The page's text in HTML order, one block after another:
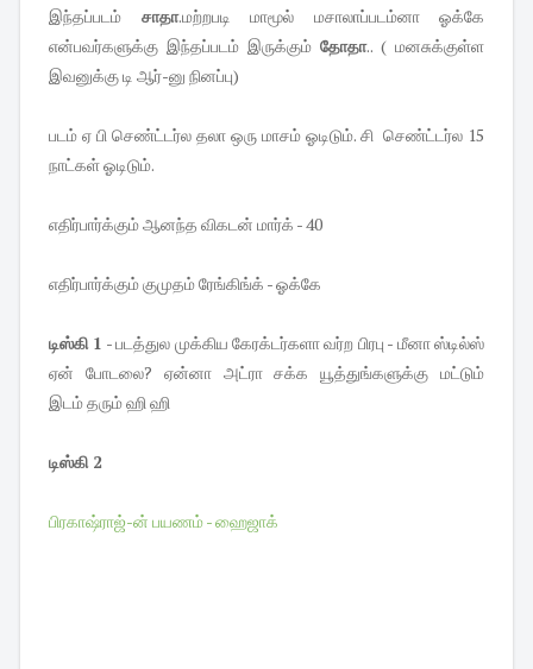
இந்தப்படம் சாதா.மற்றபடி மாமூல் மசாலாப்படம்னா ஓக்கே
என்பவர்களுக்கு இந்தப்படம் இருக்கும் தோதா.. ( மனசுக்குள்ள
இவனுக்கு டி ஆர்-னு நினப்பு)
படம் ஏ பி செண்ட்டர்ல தலா ஒரு மாசம் ஓடிடும். சி செண்ட்டர்ல 15
நாட்கள் ஓடிடும்.
எதிர்பார்க்கும் ஆனந்த விகடன் மார்க் - 40
எதிர்பார்க்கும் குமுதம் ரேங்கிங்க் - ஓக்கே
டிஸ்கி 1 - படத்துல முக்கிய கேரக்டர்களா வர்ற பிரபு - மீனா ஸ்டில்ஸ்
ஏன் போடலை? ஏன்னா அட்ரா சக்க யூத்துங்களுக்கு மட்டும்
இடம் தரும் ஹி ஹி
டிஸ்கி 2
பிரகாஷ்ராஜ்-ன் பயணம் - ஹைஜாக்